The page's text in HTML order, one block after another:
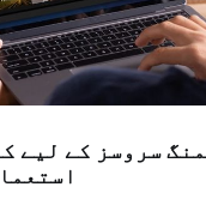
سروسز کے لیے